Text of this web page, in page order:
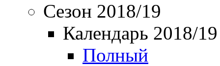
Сезон 2018/19
Календарь 2018/19
Полный